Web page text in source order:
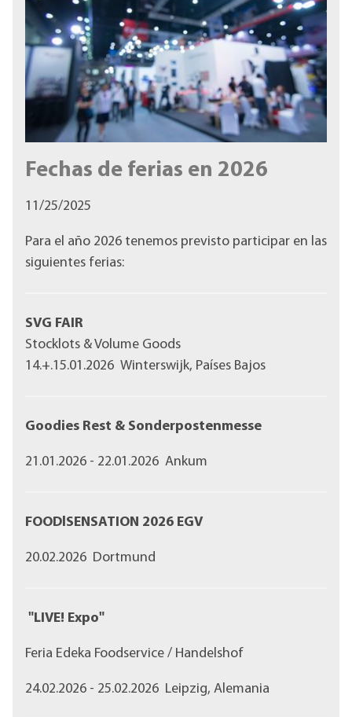
Fechas de ferias en 2026
11/25/2025
Para el año 2026 tenemos previsto participar en las
siguientes ferias:
SVG FAIR
Stocklots & Volume Goods
14.+.15.01.2026 Winterswijk, Países Bajos
Goodies Rest & Sonderpostenmesse
21.01.2026 - 22.01.2026 Ankum
FOODlSENSATION 2026 EGV
20.02.2026 Dortmund
"LIVE! Expo"
Feria Edeka Foodservice / Handelshof
24.02.2026 - 25.02.2026 Leipzig, Alemania